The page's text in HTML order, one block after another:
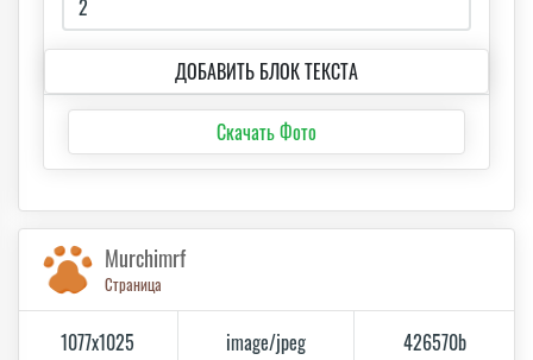
ДОБАВИТЬ БЛОК ТЕКСТА
Скачать Фото
Murchimrf
Страница
1077x1025
image/jpeg
426570b